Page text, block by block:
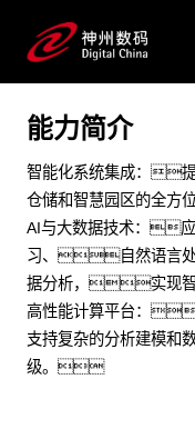
制造加工 交通运输
预约专家咨询
能力简介
智能化系统集成：
仓储和智慧园区的全
AI与大数据技术：
习、自然语言处
据分析，实现
高性能计算平台：
支持复杂的分析建模和
级。